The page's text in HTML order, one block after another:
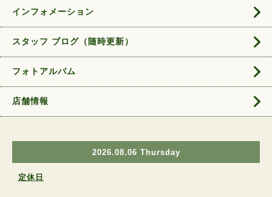
インフォメーション
スタッフ ブログ（随時更新）
フォトアルバム
店舗情報
2026.08.06 Thursday
定休日